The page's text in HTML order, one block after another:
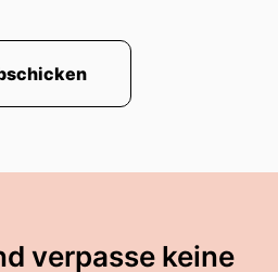
verpasse keine